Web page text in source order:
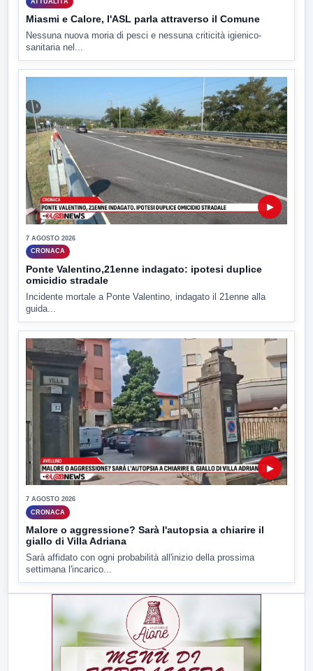
Miasmi e Calore, l'ASL parla attraverso il Comune
Nessuna nuova moria di pesci e nessuna criticità igienico-
sanitaria nel...
▶
7 AGOSTO 2026
CRONACA
Ponte Valentino,21enne indagato: ipotesi duplice
omicidio stradale
Incidente mortale a Ponte Valentino, indagato il 21enne alla
guida...
▶
7 AGOSTO 2026
CRONACA
Malore o aggressione? Sarà l'autopsia a chiarire il
giallo di Villa Adriana
Sarà affidato con ogni probabilità all'inizio della prossima
settimana l'incarico...